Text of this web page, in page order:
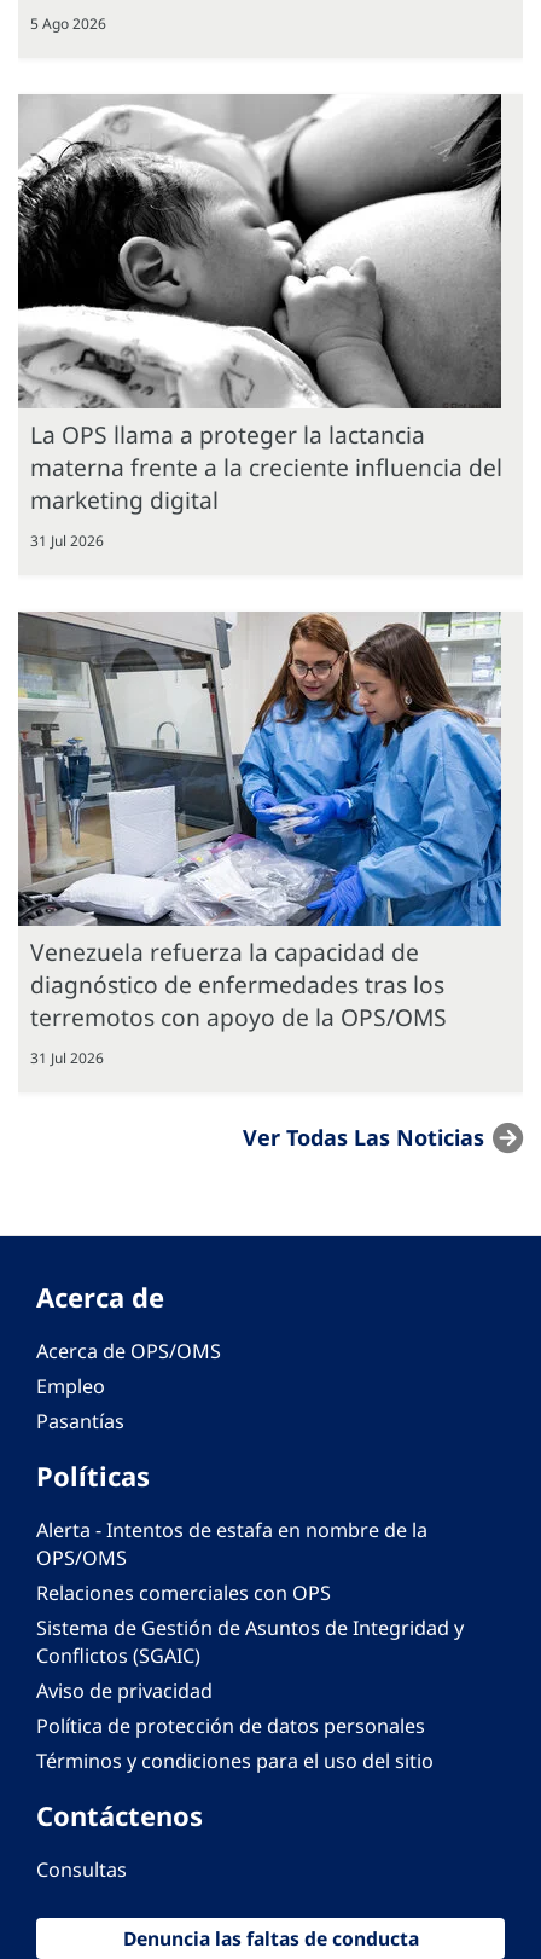
5 Ago 2026
La OPS llama a proteger la lactancia
materna frente a la creciente influencia del
marketing digital
31 Jul 2026
Venezuela refuerza la capacidad de
diagnóstico de enfermedades tras los
terremotos con apoyo de la OPS/OMS
31 Jul 2026
Ver Todas Las Noticias
Acerca de
Acerca de OPS/OMS
Empleo
Pasantías
Políticas
Alerta - Intentos de estafa en nombre de la
OPS/OMS
Relaciones comerciales con OPS
Sistema de Gestión de Asuntos de Integridad y
Conflictos (SGAIC)
Aviso de privacidad
Política de protección de datos personales
Términos y condiciones para el uso del sitio
Contáctenos
Consultas
Denuncia las faltas de conducta